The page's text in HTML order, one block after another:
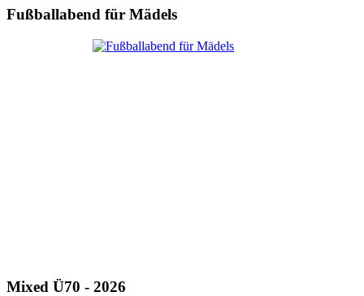
Fußballabend für Mädels
Mixed Ü70 - 2026